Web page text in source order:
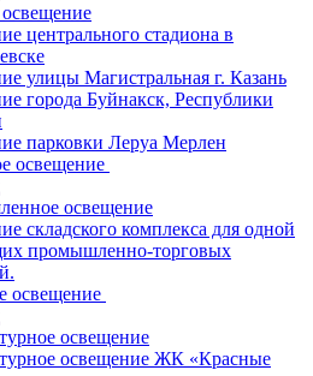
центрального стадиона в
улицы Магистральная г. Казань
города Буйнакск, Республики
парковки Леруа Мерлен
освещение
освещение
складского комплекса для одной
промышленно-торговых
освещение
освещение
освещение ЖК «Красные